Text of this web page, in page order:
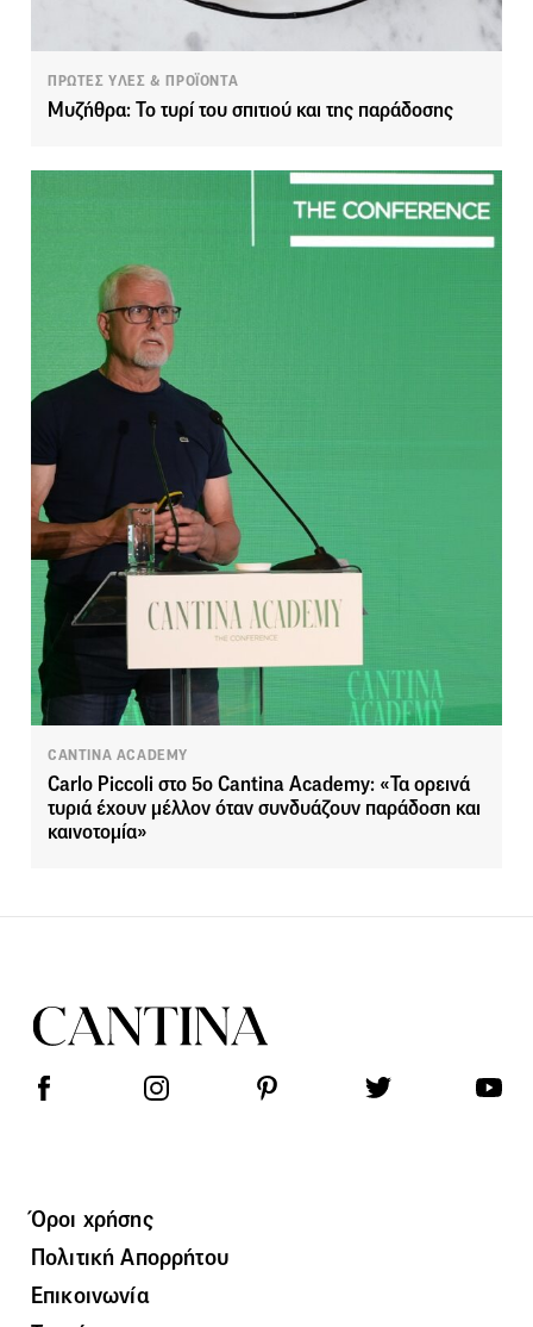
ΠΡΩΤΕΣ ΥΛΕΣ & ΠΡΟΪΟΝΤΑ
Μυζήθρα: Το τυρί του σπιτιού και της παράδοσης
CANTINA ACADEMY
Carlo Piccoli στο 5ο Cantina Academy: «Τα ορεινά
τυριά έχουν μέλλον όταν συνδυάζουν παράδοση και
καινοτομία»
Όροι χρήσης
Πολιτική Απορρήτου
Επικοινωνία